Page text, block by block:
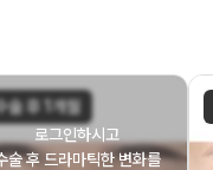
술 후 1개월
로그인하시고
술 후 드라마틱한 변화를